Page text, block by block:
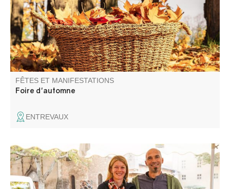
FÊTES ET MANIFESTATIONS
Foire d'automne
ENTREVAUX
Les artisans et producteurs du village vous accueillent.